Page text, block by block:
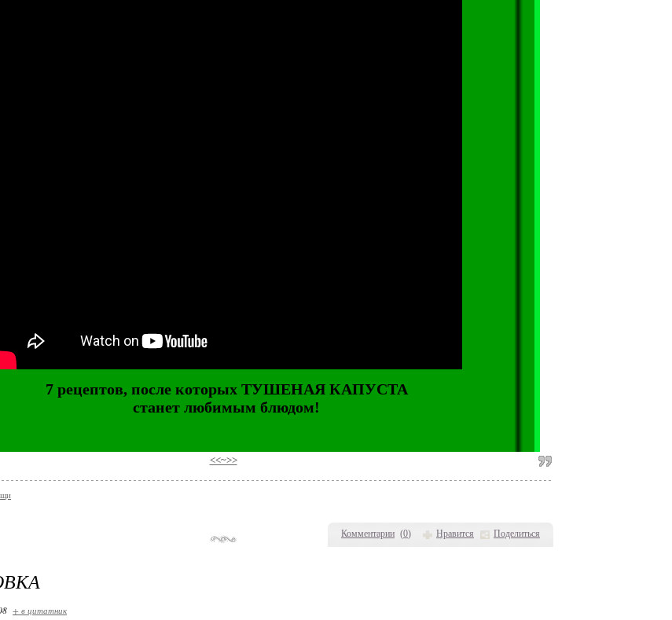
Комментарии (0) Нравится Поделиться
7 рецептов, после которых ТУШЕНАЯ КАПУСТА
станет любимым блюдом!
<<~>>
+ в цитатник